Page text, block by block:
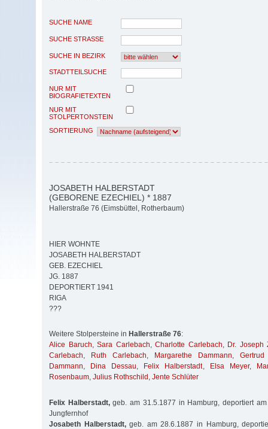
SUCHE NAME
SUCHE STRASSE
SUCHE IN BEZIRK
STADTTEILSUCHE
NUR MIT
BIOGRAFIETEXTEN
NUR MIT
STOLPERTONSTEIN
SORTIERUNG
JOSABETH HALBERSTADT
(GEBORENE EZECHIEL) * 1887
Hallerstraße 76 (Eimsbüttel, Rotherbaum)
HIER WOHNTE
JOSABETH HALBERSTADT
GEB. EZECHIEL
JG. 1887
DEPORTIERT 1941
RIGA
???
Weitere Stolpersteine in Hallerstraße 76:
Alice Baruch, Sara Carlebach, Charlotte Carlebach, Dr. Joseph
Carlebach, Ruth Carlebach, Margarethe Dammann,
Dammann, Dina Dessau, Felix Halberstadt, Elsa Meyer,
Rosenbaum, Julius Rothschild , Jente Schlüter
Felix Halberstadt,geb. am 31.5.1877 in Hamburg, deportiert
Jungfernhof
Josabeth Halberstadt,geb. am 28.6.1887 in Hamburg,